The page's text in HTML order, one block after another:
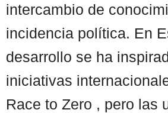
intercambio de
incidencia política. En
desarrollo se ha
iniciativas
Race to Zero , pero las